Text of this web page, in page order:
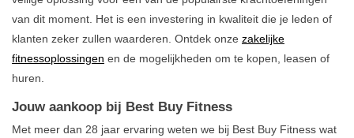
van dit moment. Het is een investering in kwaliteit die je leden of
klanten zeker zullen waarderen. Ontdek onze zakelijke
fitnessoplossingen en de mogelijkheden om te kopen, leasen of
huren.
Jouw aankoop bij Best Buy Fitness
Met meer dan 28 jaar ervaring weten we bij Best Buy Fitness wat